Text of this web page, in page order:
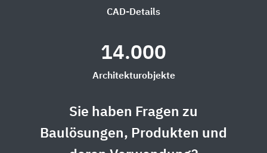
CAD-Details
14.000
Architekturobjekte
Sie haben Fragen zu
Baulösungen, Produkten und